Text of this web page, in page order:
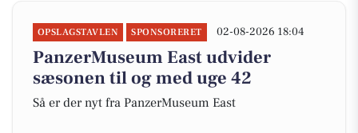
OPSLAGSTAVLEN SPONSORERET 02-08-2026 18:04
PanzerMuseum East udvider
sæsonen til og med uge 42
Så er der nyt fra PanzerMuseum East